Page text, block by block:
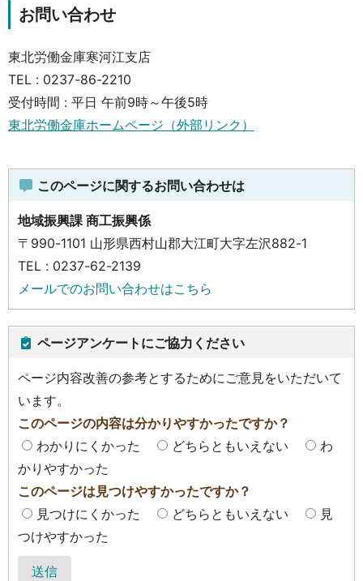
お問い合わせ
東北労働金庫寒河江支店
TEL : 0237-86-2210
受付時間 : 平日 午前9時～午後5時
東北労働金庫ホームページ（外部リンク）
このページに関するお問い合わせは
地域振興課 商工振興係
〒990-1101 山形県西村山郡大江町大字左沢882-1
TEL : 0237-62-2139
メールでのお問い合わせはこちら
ページアンケートにご協力ください
ページ内容改善の参考とするためにご意見をいただいて
います。
このページの内容は分かりやすかったですか？
わかりにくかった
どちらともいえない
わ
かりやすかった
このページは見つけやすかったですか？
見つけにくかった
どちらともいえない
見
つけやすかった
送信